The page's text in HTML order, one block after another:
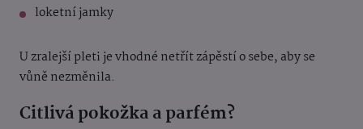
loketní jamky
U zralejší pleti je vhodné netřít zápěstí o sebe, aby se
vůně nezměnila.
Citlivá pokožka a parfém?